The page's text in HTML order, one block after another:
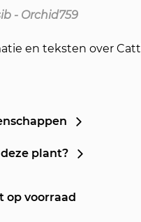
- Orchid759
en teksten over
plant?
op voorraad